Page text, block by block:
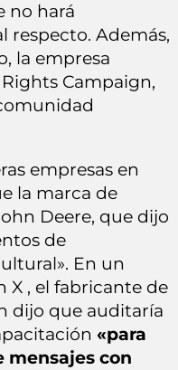
no hará
respecto. Además,
la empresa
Campaign,
empresas en
la marca de
Deere, que dijo
de
En un
, el fabricante de
dijo que auditaría
«para
mensajes con